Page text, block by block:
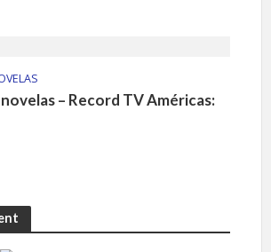
– Record TV Américas: